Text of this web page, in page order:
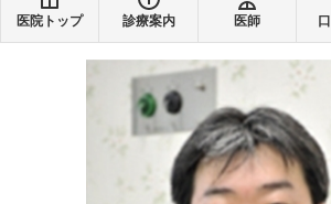
医院トップ 診療案内 医師